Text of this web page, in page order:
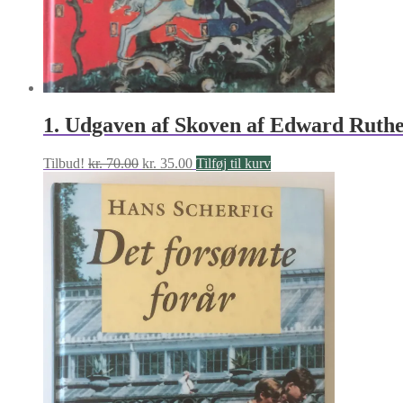
1. Udgaven af Skoven af Edward
Tilbud! kr.70.00 Den
var:
kr. 35.00Den
er:
Tilføj til kurv